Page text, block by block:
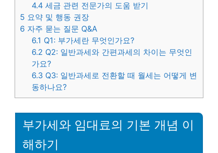
4.4 세금 관련 전문가의 도움 받기
5 요약 및 행동 권장
6 자주 묻는 질문 Q&A
6.1 Q1: 부가세란 무엇인가요?
6.2 Q2: 일반과세와 간편과세의 차이는 무엇인
가요?
6.3 Q3: 일반과세로 전환할 때 월세는 어떻게 변
동하나요?
부가세와 임대료의 기본 개념 이
해하기